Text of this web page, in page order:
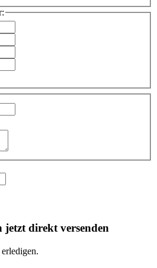
jetzt direkt versenden